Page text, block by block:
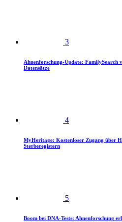
3
Ahnenforschung-Update: FamilySearch
Datensätze
4
MyHeritage: Kostenloser Zugang über
Sterberegistern
5
Boom bei DNA-Tests: Ahnenforschung